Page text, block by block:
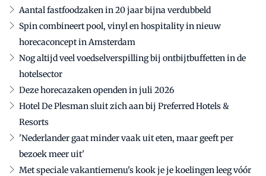
Aantal fastfoodzaken in 20 jaar bijna verdubbeld
Spin combineert pool, vinyl en hospitality in nieuw
horecaconcept in Amsterdam
Nog altijd veel voedselverspilling bij ontbijtbuffetten in de
hotelsector
Deze horecazaken openden in juli 2026
Hotel De Plesman sluit zich aan bij Preferred Hotels &
Resorts
'Nederlander gaat minder vaak uit eten, maar geeft per
bezoek meer uit'
Met speciale vakantiemenu's kook je je koelingen leeg vóór